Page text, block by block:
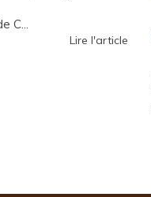
C...
Lire l'article